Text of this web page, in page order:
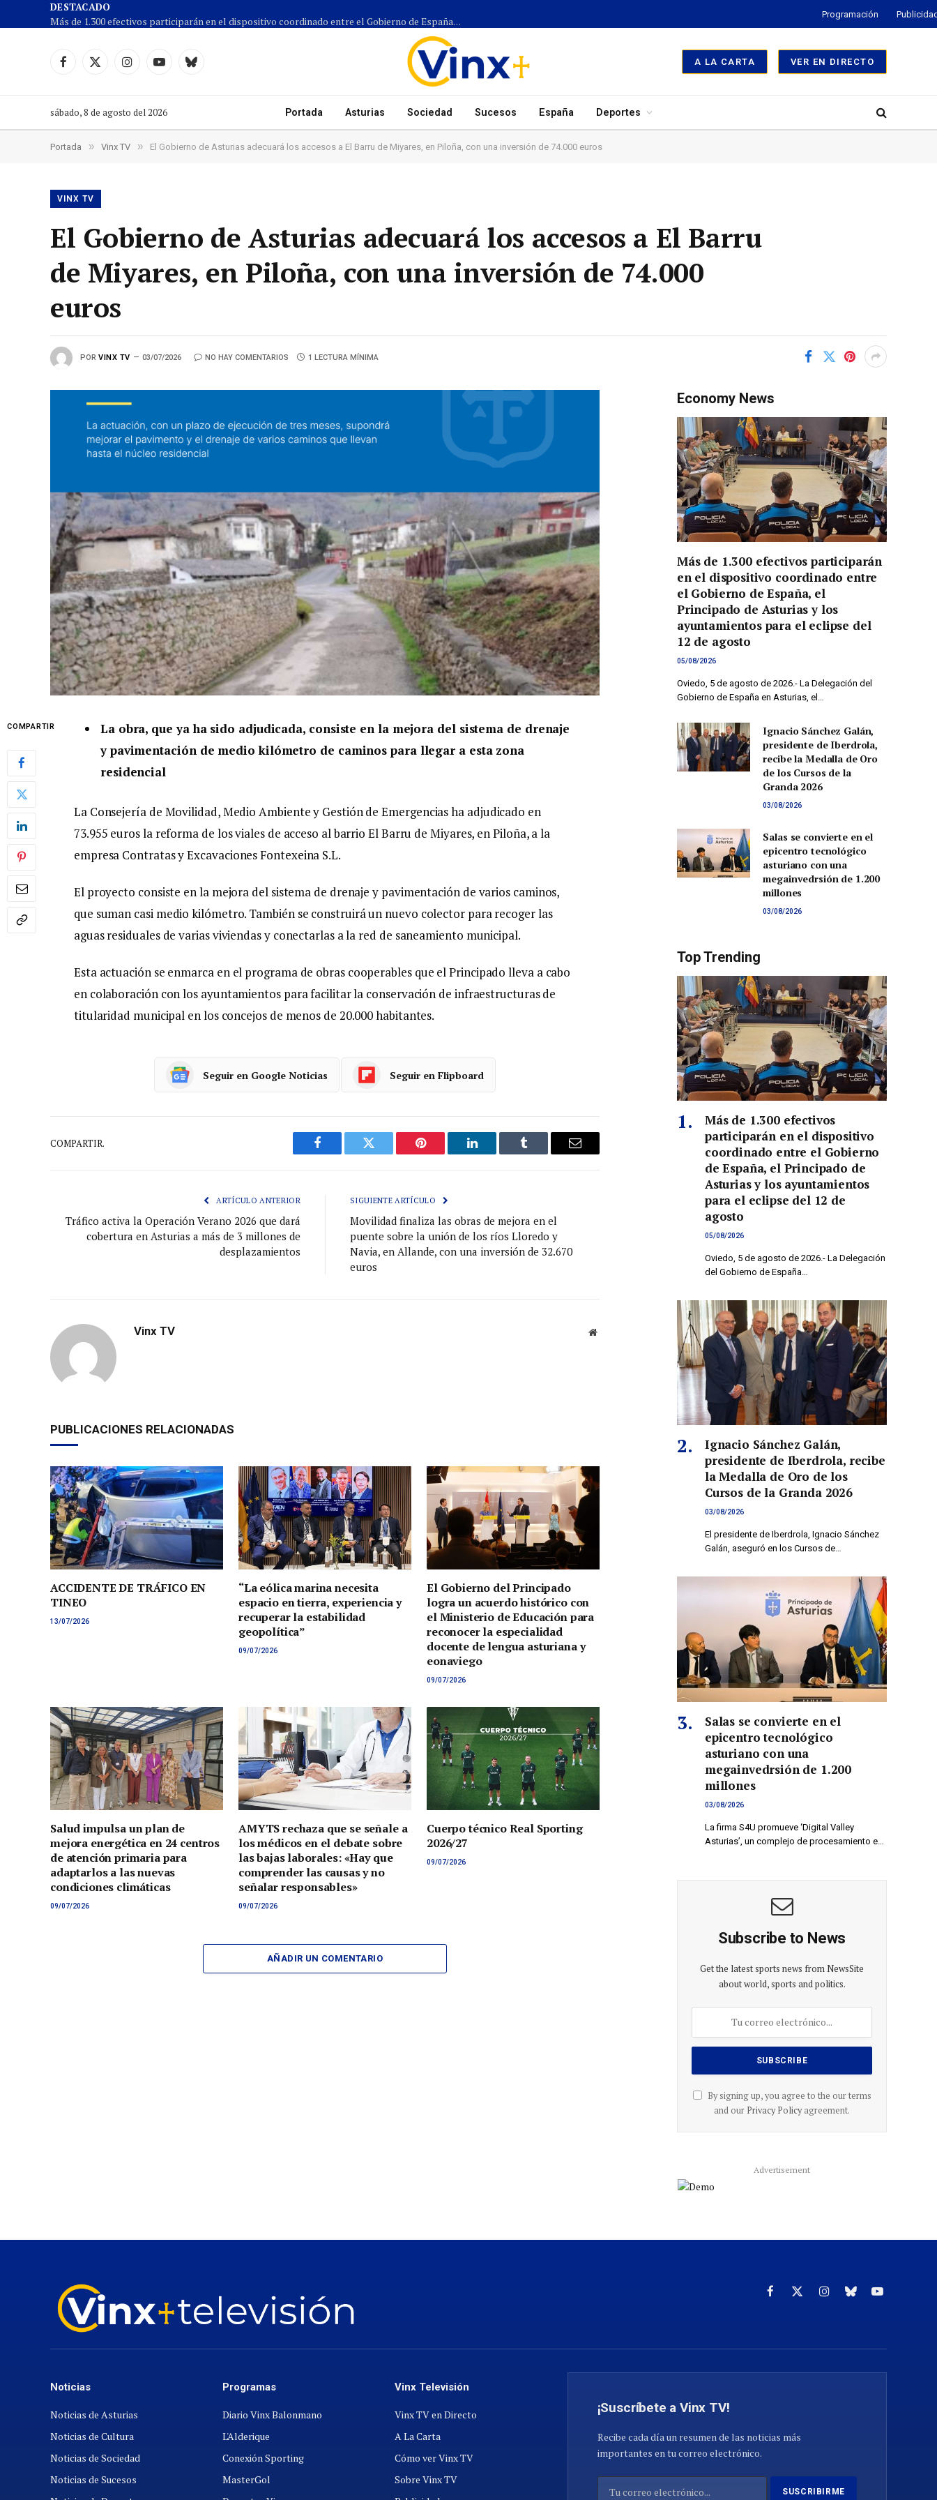
DESTACADO
Más de 1.300 efectivos participarán en el dispositivo coordinado entre el Gobierno de España, el Principado de Asturias y los ayuntamientos para el eclipse del 12 de agosto
Programación
Facebook
X
InstagramYouTubeCielo
A LA CARTA VER EN DIRECTO
sábado, 8 de agosto del 2026 Portada Asturias Sociedad Sucesos España Deportes
Portada » Vinx TV » El Gobierno de Asturias adecuará los accesos a El Barru de Miyares, en Piloña, con una inversión de 74.000 euros
VINX TV
El Gobierno de Asturias adecuará los accesos a El Barru
de Miyares, en Piloña, con una inversión de 74.000
euros
POR VINX TV 03/07/2026 NO HAY COMENTARIOS 1 LECTURA MÍNIMA
COMPARTIR
La obra, que ya ha sido adjudicada, consiste en la mejora del sistema de drenaje
y pavimentación de medio kilómetro de caminos para llegar a esta zona
residencial
La Consejería de Movilidad, Medio Ambiente y Gestión de Emergencias ha adjudicado en
73.955 euros la reforma de los viales de acceso al barrio El Barru de Miyares, en Piloña, a la
empresa Contratas y Excavaciones Fontexeina S.L.
El proyecto consiste en la mejora del sistema de drenaje y pavimentación de varios caminos,
que suman casi medio kilómetro. También se construirá un nuevo colector para recoger las
aguas residuales de varias viviendas y conectarlas a la red de saneamiento municipal.
Esta actuación se enmarca en el programa de obras cooperables que el Principado lleva a cabo
en colaboración con los ayuntamientos para facilitar la conservación de infraestructuras de
titularidad municipal en los concejos de menos de 20.000 habitantes.
Seguir en Google Noticias Seguir en Flipboard
COMPARTIR.
Facebook Gorjeo Pinterest LinkedIn Tumblr
Correo
ARTÍCULO ANTERIOR
Tráfico activa la Operación Verano 2026 que dará
cobertura en Asturias a más de 3 millones de
desplazamientos
SIGUIENTE ARTÍCULO
Movilidad finaliza las obras de mejora en el
puente sobre la unión de los ríos Lloredo y
Navia, en Allande, con una inversión de 32.670
euros
Vinx TV
Sitio
PUBLICACIONES RELACIONADAS
ACCIDENTE DE TRÁFICO EN
TINEO
13/07/2026
“La eólica marina necesita
espacio en tierra, experiencia y
recuperar la estabilidad
geopolítica”
09/07/2026
El Gobierno del Principado
logra un acuerdo histórico con
el Ministerio de Educación para
reconocer la especialidad
docente de lengua asturiana y
eonaviego
09/07/2026
Salud impulsa un plan de
mejora energética en 24 centros
de atención primaria para
adaptarlos a las nuevas
condiciones climáticas
09/07/2026
AMYTS rechaza que se señale a
los médicos en el debate sobre
las bajas laborales: «Hay que
comprender las causas y no
señalar responsables»
09/07/2026
Cuerpo técnico Real Sporting
2026/27
09/07/2026
AÑADIR UN COMENTARIO
Economy News
Más de 1.300 efectivos participarán
en el dispositivo coordinado entre
el Gobierno de España, el
Principado de Asturias y los
ayuntamientos para el eclipse del
12 de agosto
05/08/2026
Oviedo, 5 de agosto de 2026.- La Delegación del
Gobierno de España en Asturias, el…
Ignacio Sánchez Galán,
presidente de Iberdrola,
recibe la Medalla de Oro
de los Cursos de la
Granda 2026
03/08/2026
Salas se convierte en el
epicentro tecnológico
asturiano con una
megainvedrsión de 1.200
millones
03/08/2026
Top Trending
Más de 1.300 efectivos
participarán en el dispositivo
coordinado entre el Gobierno
de España, el Principado de
Asturias y los ayuntamientos
para el eclipse del 12 de
agosto
05/08/2026
Oviedo, 5 de agosto de 2026.- La Delegación
del Gobierno de España…
Ignacio Sánchez Galán,
presidente de Iberdrola, recibe
la Medalla de Oro de los
Cursos de la Granda 2026
03/08/2026
El presidente de Iberdrola, Ignacio Sánchez
Galán, aseguró en los Cursos de…
Salas se convierte en el
epicentro tecnológico
asturiano con una
megainvedrsión de 1.200
millones
03/08/2026
La firma S4U promueve ‘Digital Valley
Asturias’, un complejo de procesamiento e…
Subscribe to News
Get the latest sports news from NewsSite
about world, sports and politics.
By signing up, you agree to the our terms
and our Privacy Policyagreement.
Advertisement
Facebook
X
Instagram
Cielo YouTube
Noticias
Noticias de Asturias
Noticias de Cultura
Noticias de Sociedad
Noticias de Sucesos
Programas
Diario Vinx Balonmano
L'Alderique
Conexión Sporting
MasterGol
Vinx Televisión
Vinx TV en Directo
A La Carta
Cómo ver Vinx TV
Sobre Vinx TV
¡Suscríbete a Vinx TV!
Recibe cada día un resumen de las noticias más
importantes en tu correo electrónico.